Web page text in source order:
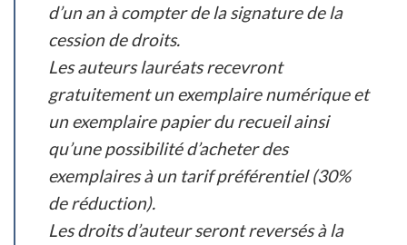
d’un an à compter de la signature de la
cession de droits.
Les auteurs lauréats recevront
gratuitement un exemplaire numérique et
un exemplaire papier du recueil ainsi
qu’une possibilité d’acheter des
exemplaires à un tarif préférentiel (30%
de réduction).
Les droits d’auteur seront reversés à la